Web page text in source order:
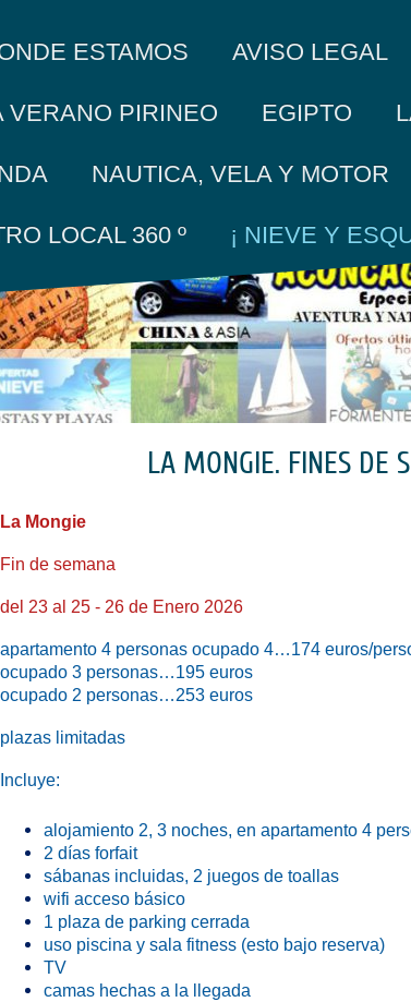
ESTAMOS AVISO LEGAL
VERANO PIRINEO EGIPTO
NAUTICA, VELA Y MOTOR
LOCAL 360 º ¡ NIEVE Y
LA MONGIE. FINES DE
La Mongie
Fin de semana
del 23 al 25 - 26 de Enero 2026
apartamento 4 personas ocupado 4…174 euros/
ocupado 3 personas…195 euros
ocupado 2 personas…253 euros
plazas limitadas
Incluye:
alojamiento 2, 3 noches, en apartamento 4
2 días forfait
sábanas incluidas, 2 juegos de toallas
wifi acceso básico
1 plaza de parking cerrada
uso piscina y sala fitness (esto bajo reserva)
TV
camas hechas a la llegada